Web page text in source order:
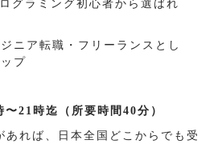
グラミング初心者から選ばれ
ニア転職・フリーランスとし
プ
21時迄（所要時間40分）
あれば、日本全国どこからでも受